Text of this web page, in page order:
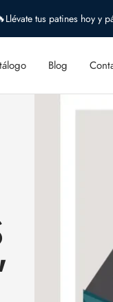
tus patines hoy y
Blog